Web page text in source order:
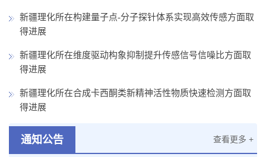
新疆理化所在构建量子点-分子探针体系实现高效传感方面取
得进展
新疆理化所在维度驱动构象抑制提升传感信号信噪比方面取
得进展
新疆理化所在合成卡西酮类新精神活性物质快速检测方面取
得进展
通知公告 查看更多 +